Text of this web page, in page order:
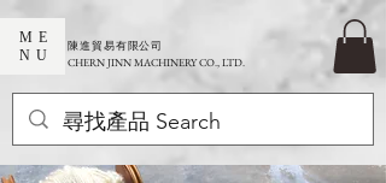
ME
NU
​陳進貿易有限公司
CHERN JINN MACHINERY CO., LTD.